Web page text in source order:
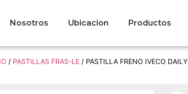
Nosotros Ubicacion Productos
/ PASTILLAS FRAS-LE / PASTILLA FRENO IVECO DAILY